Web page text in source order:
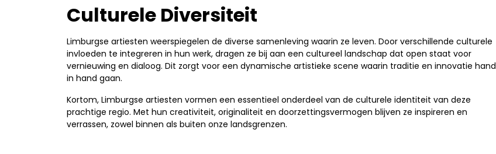
Culturele Diversiteit
Limburgse artiesten weerspiegelen de diverse samenleving waarin ze leven. Door verschillende culturele
invloeden te integreren in hun werk, dragen ze bij aan een cultureel landschap dat open staat voor
vernieuwing en dialoog. Dit zorgt voor een dynamische artistieke scene waarin traditie en innovatie hand
in hand gaan.
Kortom, Limburgse artiesten vormen een essentieel onderdeel van de culturele identiteit van deze
prachtige regio. Met hun creativiteit, originaliteit en doorzettingsvermogen blijven ze inspireren en
verrassen, zowel binnen als buiten onze landsgrenzen.